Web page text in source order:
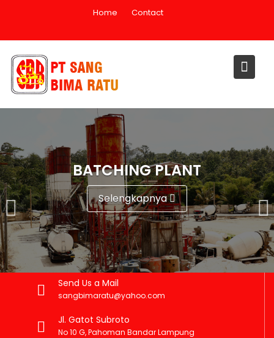
Home Contact
BATCHING PLANT
Selengkapnya
Send Us a Mail
sangbimaratu@yahoo.com
Jl. Gatot Subroto
No 10 G, Pahoman Bandar Lampung